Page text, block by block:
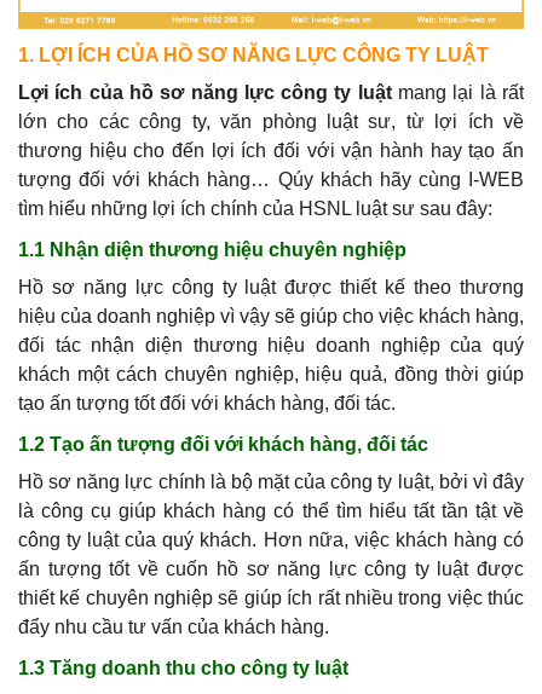
1. LỢI ÍCH CỦA HỒ SƠ NĂNG LỰC CÔNG TY LUẬT
Lợi ích của hồ sơ năng lực công ty luậtmang lại là rất
lớn cho các công ty, văn phòng luật sư, từ lợi ích về
thương hiệu cho đến lợi ích đối với vận hành hay tạo ấn
tượng đối với khách hàng… Qúy khách hãy cùng I-WEB
tìm hiểu những lợi ích chính của HSNL luật sư sau đây:
1.1 Nhận diện thương hiệu chuyên nghiệp
Hồ sơ năng lực công ty luật được thiết kế theo thương
hiệu của doanh nghiệp vì vậy sẽ giúp cho việc khách hàng,
đối tác nhận diện thương hiệu doanh nghiệp của quý
khách một cách chuyên nghiệp, hiệu quả, đồng thời giúp
tạo ấn tượng tốt đối với khách hàng, đối tác.
1.2 Tạo ấn tượng đối với khách hàng, đối tác
Hồ sơ năng lực chính là bộ mặt củacông ty luật, bởi vì đây
là công cụ giúp khách hàng có thể tìm hiểu tất tần tật về
công ty luậtcủa quý khách. Hơn nữa, việc khách hàng có
ấn tượng tốt về cuốn hồ sơ năng lựccông ty luật được
thiết kế chuyên nghiệp sẽ giúp ích rất nhiều trong việc thúc
đẩy nhu cầu tư vấn của khách hàng.
1.3 Tăng doanh thu cho công ty luật